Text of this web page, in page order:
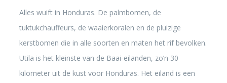
Alles wuift in Honduras. De palmbomen, de
tuktukchauffeurs, de waaierkoralen en de pluizige
kerstbomen die in alle soorten en maten het rif bevolken.
Utila is het kleinste van de Baai-eilanden, zo’n 30
kilometer uit de kust voor Honduras. Het eiland is een